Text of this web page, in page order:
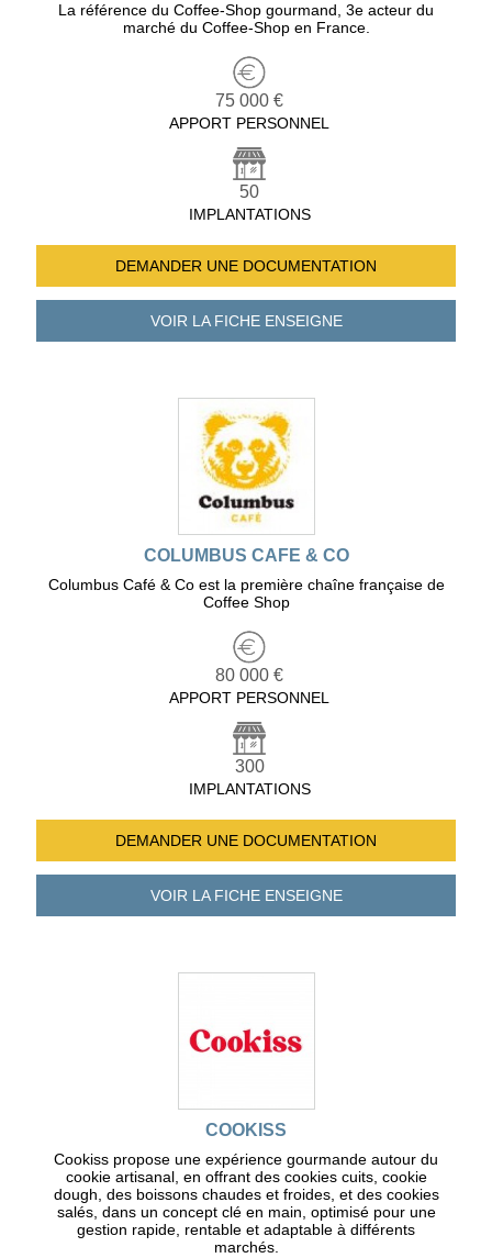
La référence du Coffee-Shop gourmand, 3e acteur du
marché du Coffee-Shop en France.
75 000 €
APPORT PERSONNEL
50
IMPLANTATIONS
DEMANDER UNE DOCUMENTATION
VOIR LA FICHEENSEIGNE
COLUMBUS CAFE & CO
Columbus Café & Co est la première chaîne française de
Coffee Shop
80 000 €
APPORT PERSONNEL
300
IMPLANTATIONS
DEMANDER UNE DOCUMENTATION
VOIR LA FICHEENSEIGNE
COOKISS
Cookiss propose une expérience gourmande autour du
cookie artisanal, en offrant des cookies cuits, cookie
dough, des boissons chaudes et froides, et des cookies
salés, dans un concept clé en main, optimisé pour une
gestion rapide, rentable et adaptable à différents
marchés.